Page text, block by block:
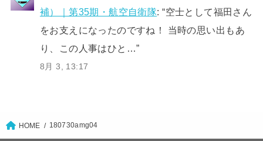
補）｜第35期・航空自衛隊: “空士として福田さん
をお支えになったのですね！ 当時の思い出もあ
り、この人事はひと…”
8月 3, 13:17
HOME 180730amg04